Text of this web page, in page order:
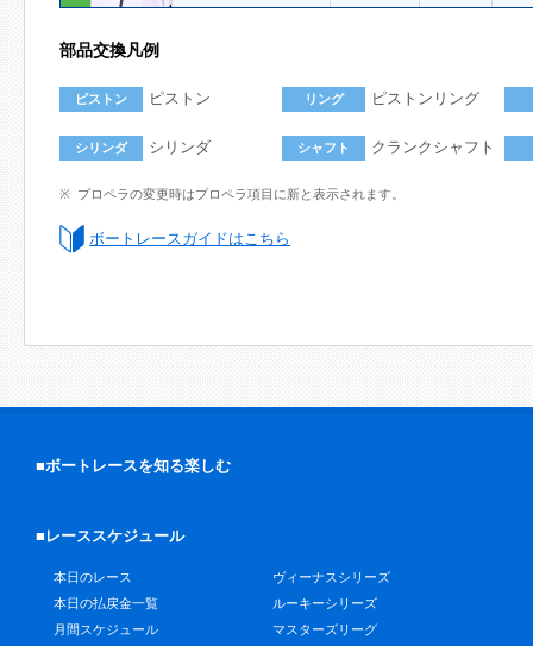
部品交換凡例
ピストン ピストン リング ピストンリング
シリンダ シリンダ シャフト クランクシャフト
プロペラの変更時はプロペラ項目に新と表示されます。
ボートレースガイドはこちら
■ボートレースを知る楽しむ
■レーススケジュール
本日のレース
本日の払戻金一覧
月間スケジュール
ヴィーナスシリーズ
ルーキーシリーズ
マスターズリーグ